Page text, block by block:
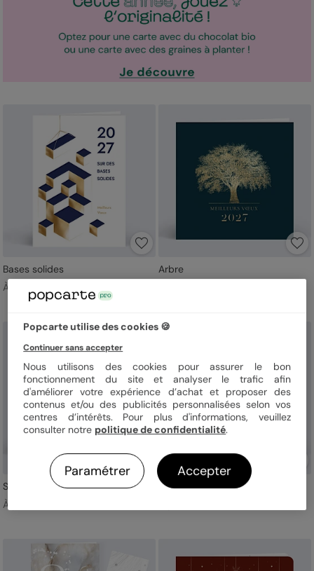
Bases solides
À partir de 1,09 € TTC
Arbre
Skieur avenir
À partir de 1,09 € TTC
Forêt Enneigée
Popcarte utilise des cookies 🍪
Continuer sans accepter
Nous utilisons des cookies pour assurer le bon
fonctionnement du site et analyser le trafic afin
d'améliorer votre expérience d’achat et proposer des
contenus et/ou des publicités personnalisées selon vos
centres d’intérêts. Pour plus d'informations, veuillez
consulter notre politique de confidentialité.
Paramétrer Accepter